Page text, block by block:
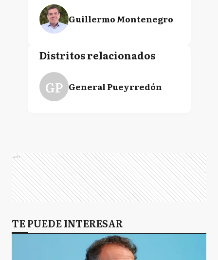
Guillermo Montenegro
Distritos relacionados
GP General Pueyrredón
Ads
TE PUEDE INTERESAR